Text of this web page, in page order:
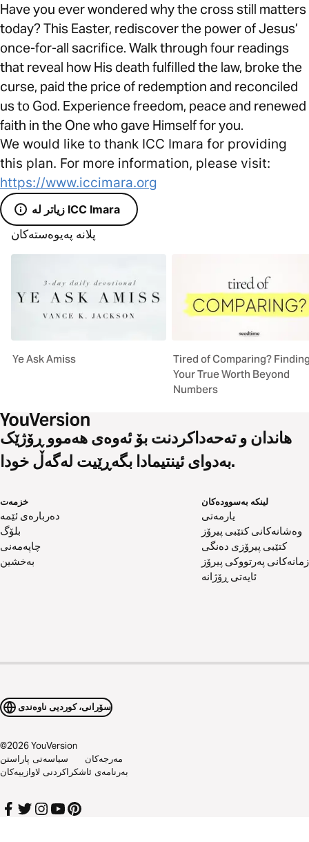
Have you ever wondered why the cross still matters
today? This Easter, rediscover the power of Jesus’
once-for-all sacrifice. Walk through four readings
that reveal how His death fulfilled the law, broke the
curse, paid the price of redemption and reconciled
us to God. Experience freedom, peace and renewed
faith in the One who gave Himself for you.
We would like to thank ICC Imara for providing
this plan. For more information, please visit:
https://www.iccimara.org
زیاتر لە ICC Imara
پلانە پەیوەستەکان
Ye Ask Amiss
Tired of Comparing?
Your True Worth Beyond
Numbers
هاندان و تەحەداکردنت بۆ ئەوەی هەموو ڕۆژێک
بەدوای ئینتیمادا بگەڕێیت لەگەڵ خودا.
خزمەت
دەربارەی ئێمە
بلۆگ
چاپەمەنی
بەخشین
لینکە بەسوودەکان
یارمەتی
وەشانەکانی کتێبی پیرۆز
کتێبی پیرۆزی دەنگی
زمانەکانی پەرتووکی پیرۆز
ئایەتی ڕۆژانە
سۆرانی، کوردیی ناوەندی
©2026YouVersion
سیاسەتی پاراستن
مەرجەکان
بەرنامەی ئاشکراکردنی لاوازییەکان